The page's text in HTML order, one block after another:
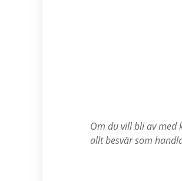
Om du vill bli av med
allt besvär som